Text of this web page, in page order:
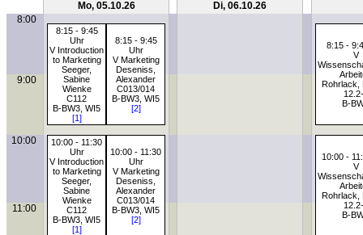
Mo, 05.10.26
Di, 06.10.26
8:00
8:15 - 9:45
Uhr
V Introduction
to Marketing
Seeger,
Sabine
Wienke
C112
B-BW3, WI5
[1]
8:15 - 9:45
Uhr
V Marketing
Deseniss,
Alexander
C013/014
B-BW3, WI5
[2]
8:15 -
V
Rohrlack,
B-
9:00
10:00
10:00 - 11:30
Uhr
V Introduction
to Marketing
Seeger,
Sabine
Wienke
C112
B-BW3, WI5
[1]
10:00 - 11:30
Uhr
V Marketing
Deseniss,
Alexander
C013/014
B-BW3, WI5
[2]
10:00 -
V
Rohrlack,
B-
11:00